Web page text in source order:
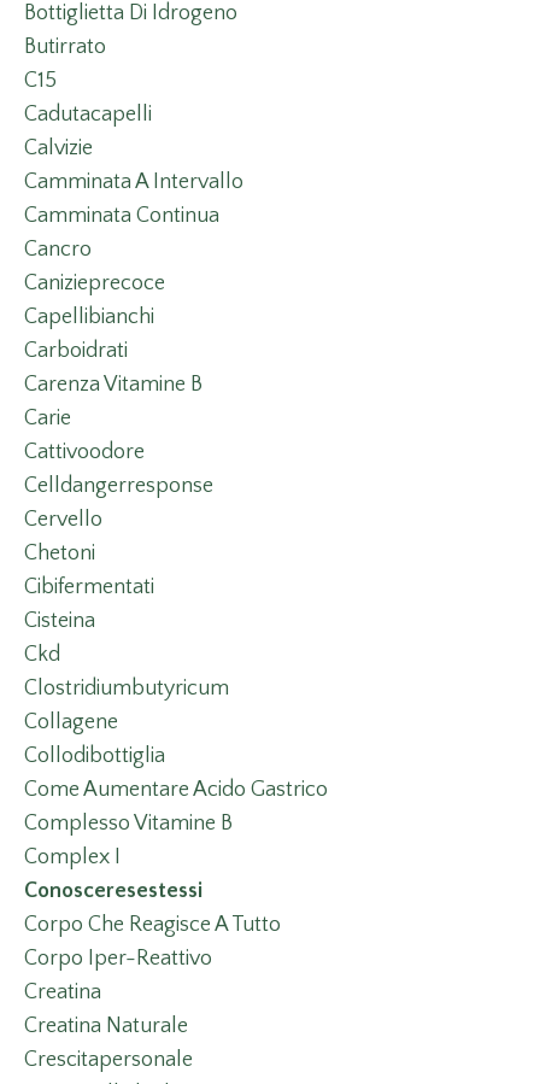
Bottiglietta Di Idrogeno
Butirrato
C15
Cadutacapelli
Calvizie
Camminata A Intervallo
Camminata Continua
Cancro
Canizieprecoce
Capellibianchi
Carboidrati
Carenza Vitamine B
Carie
Cattivoodore
Celldangerresponse
Cervello
Chetoni
Cibifermentati
Cisteina
Ckd
Clostridiumbutyricum
Collagene
Collodibottiglia
Come Aumentare Acido Gastrico
Complesso Vitamine B
Complex I
Conosceresestessi
Corpo Che Reagisce A Tutto
Corpo Iper-Reattivo
Creatina
Creatina Naturale
Crescitapersonale